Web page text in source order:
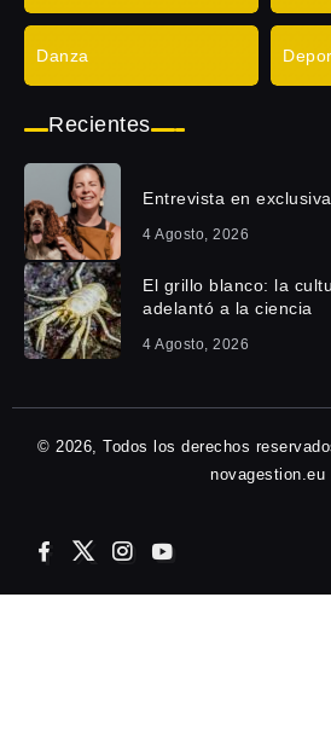
Danza
Recientes
Entrevista en
4 Agosto, 2026
El grillo blanco: la
adelantó a la ciencia
4 Agosto, 2026
© 2026, Todos los derechos
novagestion.eu